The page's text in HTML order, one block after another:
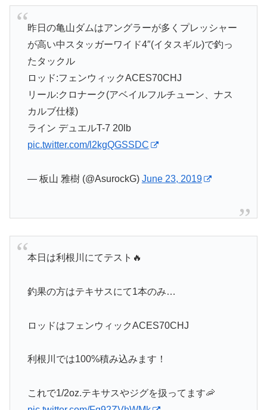
昨日の亀山ダムはアングラーが多くプレッシャー
が高い中スタッガーワイド4″(イタスギル)で釣っ
たタックル
ロッド:フェンウィックACES70CHJ
リール:クロナーク(アベイルフルチューン、ナス
カルブ仕様)
ライン デュエルT-7 20lb
pic.twitter.com/l2kgQGSSDC
— 板山 雅樹 (@AsurockG) June 23, 2019
本日は利根川にてテスト🔥
釣果の方はテキサスにて1本のみ…
ロッドはフェンウィックACES70CHJ
利根川では100%積み込みます！
これで1/2oz.テキサスやジグを扱ってます🦐